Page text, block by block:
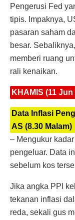
Pengerusi Fed
tipis. Impaknya,
pasaran saham
besar.
memberi ruang
rali kenaikan.
KHAMIS (11 Jun
Data Inflasi
AS (8.30 Malam)
– Mengukur
pengeluar. Data
sebelum kos
Jika angka PPI
tekanan inflasi
reda, sekali gus